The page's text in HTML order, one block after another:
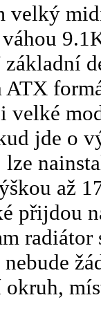
velký
ATX
velké
jde o
až
přijdou